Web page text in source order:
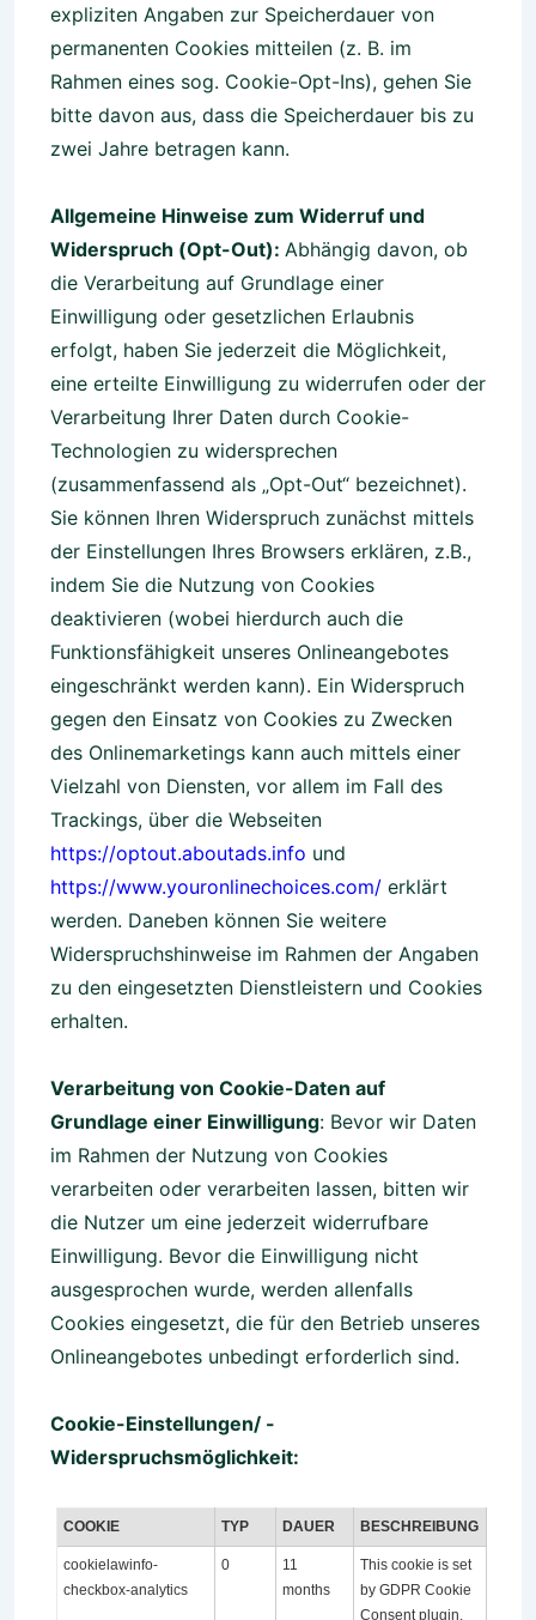
expliziten Angaben zur Speicherdauer von
permanenten Cookies mitteilen (z. B. im
Rahmen eines sog. Cookie-Opt-Ins), gehen Sie
bitte davon aus, dass die Speicherdauer bis zu
zwei Jahre betragen kann.
Allgemeine Hinweise zum Widerruf und
Widerspruch (Opt-Out): Abhängig davon, ob
die Verarbeitung auf Grundlage einer
Einwilligung oder gesetzlichen Erlaubnis
erfolgt, haben Sie jederzeit die Möglichkeit,
eine erteilte Einwilligung zu widerrufen oder der
Verarbeitung Ihrer Daten durch Cookie-
Technologien zu widersprechen
(zusammenfassend als „Opt-Out“ bezeichnet).
Sie können Ihren Widerspruch zunächst mittels
der Einstellungen Ihres Browsers erklären, z.B.,
indem Sie die Nutzung von Cookies
deaktivieren (wobei hierdurch auch die
Funktionsfähigkeit unseres Onlineangebotes
eingeschränkt werden kann). Ein Widerspruch
gegen den Einsatz von Cookies zu Zwecken
des Onlinemarketings kann auch mittels einer
Vielzahl von Diensten, vor allem im Fall des
Trackings, über die Webseiten
https://optout.aboutads.info und
https://www.youronlinechoices.com/ erklärt
werden. Daneben können Sie weitere
Widerspruchshinweise im Rahmen der Angaben
zu den eingesetzten Dienstleistern und Cookies
erhalten.
Verarbeitung von Cookie-Daten auf
Grundlage einer Einwilligung: Bevor wir Daten
im Rahmen der Nutzung von Cookies
verarbeiten oder verarbeiten lassen, bitten wir
die Nutzer um eine jederzeit widerrufbare
Einwilligung. Bevor die Einwilligung nicht
ausgesprochen wurde, werden allenfalls
Cookies eingesetzt, die für den Betrieb unseres
Onlineangebotes unbedingt erforderlich sind.
Cookie-Einstellungen/ -
Widerspruchsmöglichkeit:
COOKIE TYP DAUER BESCHREIBUNG
cookielawinfo-
checkbox-analytics
0
11
months
This cookie is set
by GDPR Cookie
Consent plugin.